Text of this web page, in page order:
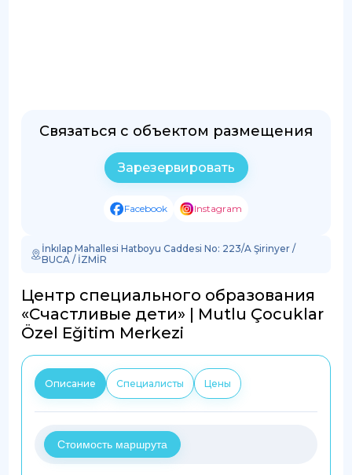
Связаться с объектом размещения
Зарезервировать
Facebook Instagram
İnkılap Mahallesi Hatboyu Caddesi No: 223/A Şirinyer /
BUCA / İZMİR
Центр специального образования
«Счастливые дети» | Mutlu Çocuklar
Özel Eğitim Merkezi
Описание Специалисты Цены
Стоимость маршрута